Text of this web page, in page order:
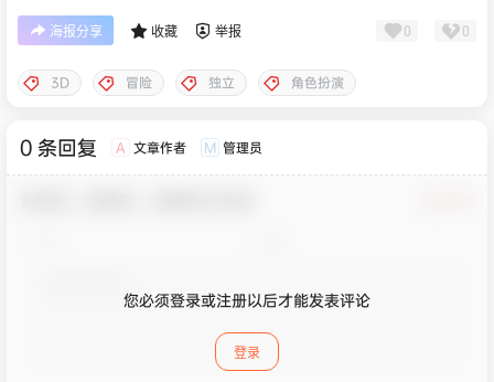
海报分享 收藏 举报 0 0
3D 冒险 独立 角色扮演
0 条回复 A 文章作者 M 管理员
您必须登录或注册以后才能发表评论
登录